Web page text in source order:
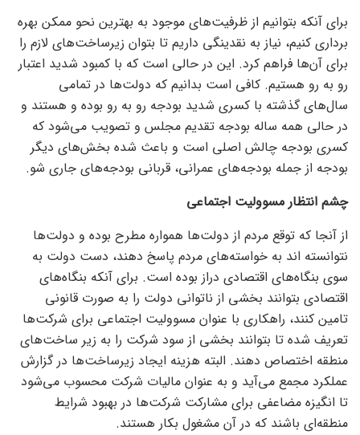
برای آنکه بتوانیم از ظرفیت‌های موجود به بهترین نحو ممکن بهره
برداری کنیم، نیاز به نقدینگی داریم تا بتوان زیرساخت‌های لازم را
برای آن‌ها فراهم کرد. این در حالی است که با کمبود شدید اعتبار
رو به رو هستیم. کافی است بدانیم که دولت‌ها در تمامی
سال‌های گذشته با کسری شدید بودجه رو به رو بوده و هستند و
در حالی همه ساله بودجه تقدیم مجلس و تصویب می‌شود که
کسری بودجه چالش اصلی است و باعث شده بخش‌های دیگر
بودجه از جمله بودجه‌های عمرانی، قربانی بودجه‌های جاری شو.
چشم انتظار مسوولیت اجتماعی
از آنجا که توقع مردم از دولت‌ها همواره مطرح بوده و دولت‌ها
نتوانسته اند به خواسته‌های مردم پاسخ دهند، دست دولت به
سوی بنگاه‌های اقتصادی دراز بوده است. برای آنکه بنگاه‌های
اقتصادی بتوانند بخشی از ناتوانی دولت را به صورت قانونی
تامین کنند، راهکاری با عنوان مسوولیت اجتماعی برای شرکت‌ها
تعریف شده تا بتوانند بخشی از سود شرکت را به زیر ساخت‌های
منطقه اختصاص دهند. البته هزینه ایجاد زیرساخت‌ها در گزارش
عملکرد مجمع می‌آید و به عنوان مالیات شرکت محسوب می‌شود
تا انگیزه مضاعفی برای مشارکت شرکت‌ها در بهبود شرایط
منطقه‌ای باشند که در آن مشغول بکار هستند.